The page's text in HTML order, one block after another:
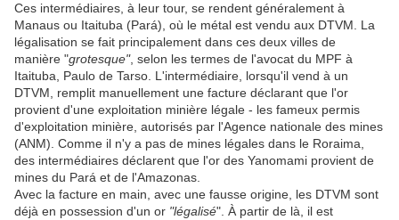
Ces intermédiaires, à leur tour, se rendent généralement à
Manaus ou Itaituba (Pará), où le métal est vendu aux DTVM. La
légalisation se fait principalement dans ces deux villes de
manière "grotesque", selon les termes de l'avocat du MPF à
Itaituba, Paulo de Tarso. L'intermédiaire, lorsqu'il vend à un
DTVM, remplit manuellement une facture déclarant que l'or
provient d'une exploitation minière légale - les fameux permis
d'exploitation minière, autorisés par l'Agence nationale des mines
(ANM). Comme il n'y a pas de mines légales dans le Roraima,
des intermédiaires déclarent que l'or des Yanomami provient de
mines du Pará et de l'Amazonas.
Avec la facture en main, avec une fausse origine, les DTVM sont
déjà en possession d'un or "légalisé". À partir de là, il est